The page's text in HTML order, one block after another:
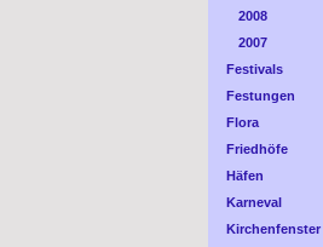
2008
2007
Festivals
Festungen
Flora
Friedhöfe
Häfen
Karneval
Kirchenfenster